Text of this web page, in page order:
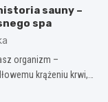
sauny –
spa
organizm –
krążeniu krwi,…